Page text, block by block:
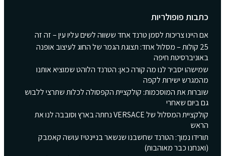
כתבות פופולריות
אם היינו צריכות לסמן טרנד אחד ששווה לשים עליו עין – זה זה
25 קולות – מסלול אחד: תצוגת הגמר של החוג לעיצוב אופנה
באוניברסיטת חיפה
שמישהו יסביר לנו מה קורה כאן: הטרנד הלוהט שמוציא אותנו
מהמגרש ישירות לקפה
שוברות את המוסכמות: קולקציית הקפסולה לכלות שתרצי ללבוש
גם ביום שאחרי
קולקציית המסלול של VERSACE נחתה בארץ וסובבה לנו את
הראש
תורידו נמוך: הטרנד שחשבנו שנשאר בניינטיז עושה קאמבק
(ואנחנו כבר מאוהבות)